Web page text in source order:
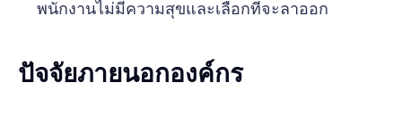
พนักงานไม่มีความสุขและเลือกที่จะลาออก
ปัจจัยภายนอกองค์กร